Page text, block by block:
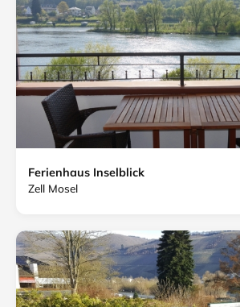
Ferienhaus Inselblick
Zell Mosel